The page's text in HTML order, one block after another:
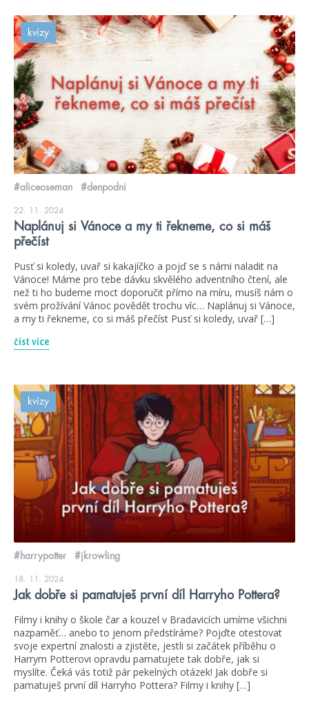
kvízy
#aliceoseman #denpodni
22. 11. 2024
Naplánuj si Vánoce a my ti řekneme, co si máš
přečíst
Pusť si koledy, uvař si kakajíčko a pojď se s námi naladit na
Vánoce! Máme pro tebe dávku skvělého adventního čtení, ale
než ti ho budeme moct doporučit přímo na míru, musíš nám o
svém prožívání Vánoc povědět trochu víc… Naplánuj si Vánoce,
a my ti řekneme, co si máš přečíst Pusť si koledy, uvař […]
číst více
kvízy
#harrypotter #jkrowling
18. 11. 2024
Jak dobře si pamatuješ první díl Harryho Pottera?
Filmy i knihy o škole čar a kouzel v Bradavicích umíme všichni
nazpaměť… anebo to jenom předstíráme? Pojďte otestovat
svoje expertní znalosti a zjistěte, jestli si začátek příběhu o
Harrym Potterovi opravdu pamatujete tak dobře, jak si
myslíte. Čeká vás totiž pár pekelných otázek! Jak dobře si
pamatuješ první díl Harryho Pottera? Filmy i knihy […]